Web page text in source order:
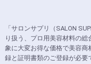
「サロンサプリ（SALON
り扱う、プロ用美容材料の
象に大変お得な価格で美容
録と証明書類のご登録が必要